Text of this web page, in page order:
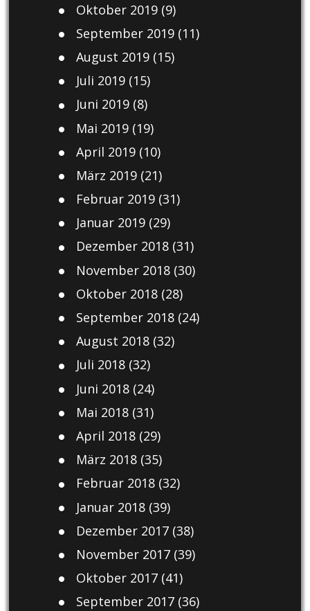
Oktober 2019(9)
September 2019(11)
August 2019(15)
Juli 2019(15)
Juni 2019(8)
Mai 2019(19)
April 2019(10)
März 2019(21)
Februar 2019(31)
Januar 2019(29)
Dezember 2018(31)
November 2018(30)
Oktober 2018(28)
September 2018(24)
August 2018(32)
Juli 2018(32)
Juni 2018(24)
Mai 2018(31)
April 2018(29)
März 2018(35)
Februar 2018(32)
Januar 2018(39)
Dezember 2017(38)
November 2017(39)
Oktober 2017(41)
September 2017(36)